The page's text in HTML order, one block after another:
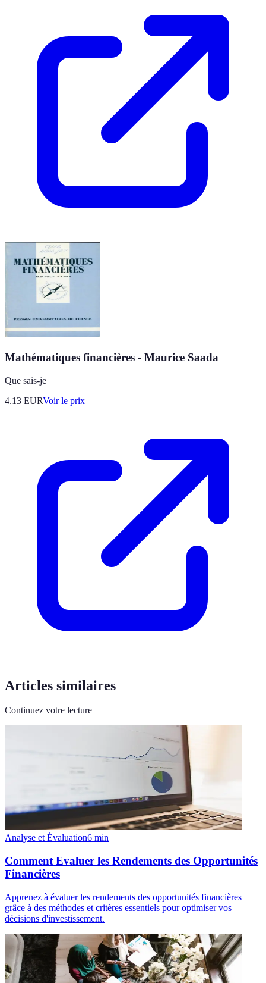
Mathématiques financières - Maurice Saada
Que sais-je
4.13 EURVoir le prix
Articles similaires
Continuez votre lecture
Analyse et Évaluation6 min
Comment Evaluer les Rendements des Opportunités
Financières
Apprenez à évaluer les rendements des opportunités financières
grâce à des méthodes et critères essentiels pour optimiser vos
décisions d'investissement.